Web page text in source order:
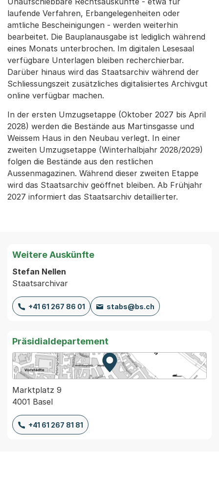
laufende Verfahren, Erbangelegenheiten oder
amtliche Bescheinigungen - werden weiterhin
bearbeitet. Die Bauplanausgabe ist lediglich während
eines Monats unterbrochen. Im digitalen Lesesaal
verfügbare Unterlagen bleiben recherchierbar.
Darüber hinaus wird das Staatsarchiv während der
Schliessungszeit zusätzliches digitalisiertes Archivgut
online verfügbar machen.
In der ersten Umzugsetappe (Oktober 2027 bis April
2028) werden die Bestände aus Martinsgasse und
Weissem Haus in den Neubau verlegt. In einer
zweiten Umzugsetappe (Winterhalbjahr 2028/2029)
folgen die Bestände aus den restlichen
Aussenmagazinen. Während dieser zweiten Etappe
wird das Staatsarchiv geöffnet bleiben. Ab Frühjahr
2027 informiert das Staatsarchiv detaillierter.
Weitere Auskünfte
Stefan Nellen
Staatsarchivar
+41 61 267 86 01 stabs@bs.ch
Präsidialdepartement
Zur Karte von MapBS.
Externer Link, wird in einem
Marktplatz 9
4001 Basel
+41 61 267 81 81